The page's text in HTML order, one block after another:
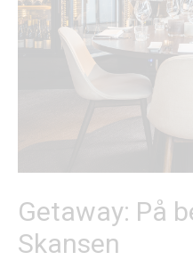
Getaway: På
Skansen